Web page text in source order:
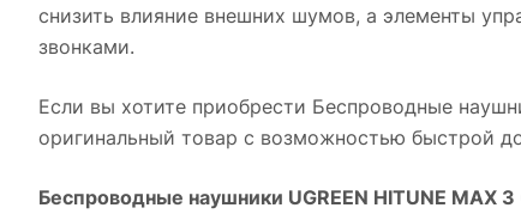
снизить влияние внешних шумов, а элементы
звонками.
Если вы хотите приобрести Беспроводные
оригинальный товар с возможностью быстрой
Беспроводные наушники UGREEN HITUNE MAX 3